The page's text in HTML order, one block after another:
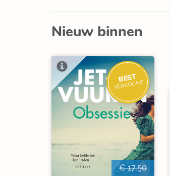
Nieuw binnen
BEST
VERKOCHT
€ 17,50